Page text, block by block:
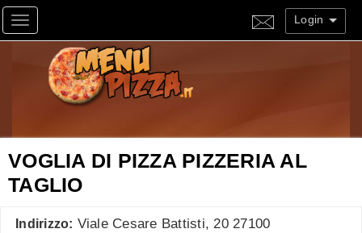
Toggle navigation Login
VOGLIA DI PIZZA PIZZERIA AL
TAGLIO
Indirizzo: Viale Cesare Battisti, 20 27100